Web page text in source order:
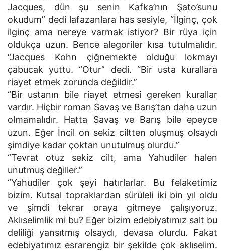
Jacques, dün şu senin Kafka’nın Şato’sunu
okudum” dedi lafazanlara has sesiyle, “İlginç, çok
ilginç ama nereye varmak istiyor? Bir rüya için
oldukça uzun. Bence alegoriler kısa tutulmalıdır.
“Jacques Kohn çiğnemekte olduğu lokmayı
çabucak yuttu. “Otur” dedi. “Bir usta kurallara
riayet etmek zorunda değildir.”
“Bir ustanın bile riayet etmesi gereken kurallar
vardır. Hiçbir roman Savaş ve Barış’tan daha uzun
olmamalıdır. Hatta Savaş ve Barış bile epeyce
uzun. Eğer İncil on sekiz ciltten oluşmuş olsaydı
şimdiye kadar çoktan unutulmuş olurdu.”
“Tevrat otuz sekiz cilt, ama Yahudiler halen
unutmuş değiller.”
“Yahudiler çok şeyi hatırlarlar. Bu felaketimiz
bizim. Kutsal topraklardan sürüleli iki bin yıl oldu
ve şimdi tekrar oraya gitmeye çalışıyoruz.
Aklıselimlik mi bu? Eğer bizim edebiyatımız salt bu
deliliği yansıtmış olsaydı, devasa olurdu. Fakat
edebiyatımız esrarengiz bir şekilde çok aklıselim.